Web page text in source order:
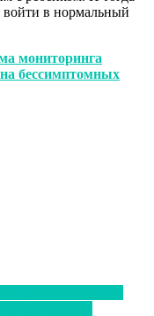
войти в нормальный
мониторинга
бессимптомных